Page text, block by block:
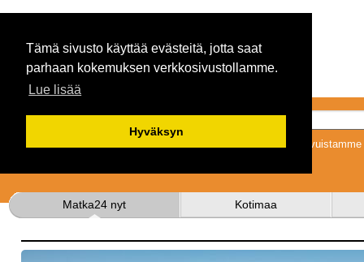
Tämä sivusto käyttää evästeitä, jotta saat
parhaan kokemuksen verkkosivustollamme.
Lue lisää
Hyväksyn
Tykkäämällä
Matka24 nyt Kotimaa